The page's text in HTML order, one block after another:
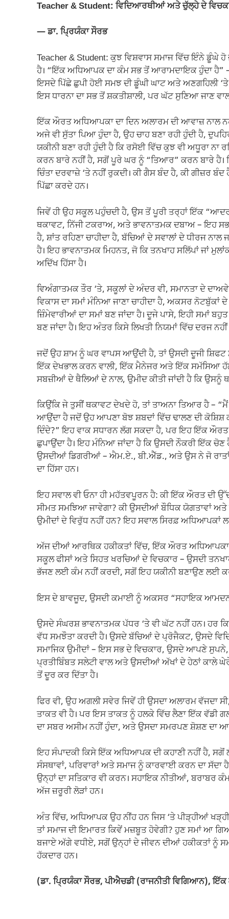
o
o
k
p
p k
Teacher & Student: ਵਿਦਿਆਰਥੀਆਂ ਅਤੇ ਚੁੱਲ੍ਹੇ ਦੇ
— ਡਾ. ਪ੍ਰਿਯੰਕਾ ਸੌਰਭ
Teacher & Student: ਕੁਝ ਵਿਸ਼ਵਾਸ ਸਮਾਜ ਵਿੱਚ ਇੰਨੇ ਡੂੰਘੇ
ਹੈ। “ਇੱਕ ਅਧਿਆਪਕ ਦਾ ਕੰਮ ਸਭ ਤੋਂ ਆਰਾਮਦਾਇਕ ਹੁੰਦਾ ਹੈ”
ਇਸਦੇ ਪਿੱਛੇ ਛੁਪੀ ਹੋਈ ਸਮਝ ਦੀ ਡੂੰਘੀ ਘਾਟ ਅਤੇ ਅਣਗਹਿਲੀ
ਇਸ ਧਾਰਨਾ ਦਾ ਸਭ ਤੋਂ ਸ਼ਕਤੀਸ਼ਾਲੀ, ਪਰ ਘੱਟ ਸੁਣਿਆ ਜਾਣ
ਇੱਕ ਔਰਤ ਅਧਿਆਪਕਾ ਦਾ ਦਿਨ ਅਲਾਰਮ ਦੀ ਆਵਾਜ਼ ਨਾਲ
ਅਜੇ ਵੀ ਸੁੱਤਾ ਪਿਆ ਹੁੰਦਾ ਹੈ, ਉਹ ਚਾਹ ਬਣਾ ਰਹੀ ਹੁੰਦੀ ਹੈ,
ਯਕੀਨੀ ਬਣਾ ਰਹੀ ਹੁੰਦੀ ਹੈ ਕਿ ਰਸੋਈ ਵਿੱਚ ਕੁਝ ਵੀ ਅਧੂਰਾ
ਕਰਨ ਬਾਰੇ ਨਹੀਂ ਹੈ, ਸਗੋਂ ਪੂਰੇ ਘਰ ਨੂੰ “ਤਿਆਰ” ਕਰਨ ਬਾਰੇ
ਚਿੰਤਾ ਦਰਵਾਜ਼ੇ ‘ਤੇ ਨਹੀਂ ਰੁਕਦੀ। ਕੀ ਗੈਸ ਬੰਦ ਹੈ, ਕੀ ਗੀਜ਼ਰ
ਪਿੱਛਾ ਕਰਦੇ ਹਨ।
ਜਿਵੇਂ ਹੀ ਉਹ ਸਕੂਲ ਪਹੁੰਚਦੀ ਹੈ, ਉਸ ਤੋਂ ਪੂਰੀ ਤਰ੍ਹਾਂ ਇੱਕ
ਥਕਾਵਟ, ਨਿੱਜੀ ਟਕਰਾਅ, ਅਤੇ ਭਾਵਨਾਤਮਕ ਦਬਾਅ – ਇਹ
ਹੈ, ਸ਼ਾਂਤ ਰਹਿਣਾ ਚਾਹੀਦਾ ਹੈ, ਬੱਚਿਆਂ ਦੇ ਸਵਾਲਾਂ ਦੇ ਧੀਰਜ ਨਾਲ
ਹੈ। ਇਹ ਭਾਵਨਾਤਮਕ ਮਿਹਨਤ, ਜੋ ਕਿ ਤਨਖਾਹ ਸਲਿੱਪਾਂ ਜਾਂ
ਅਦਿੱਖ ਹਿੱਸਾ ਹੈ।
ਵਿਅੰਗਾਤਮਕ ਤੌਰ ‘ਤੇ, ਸਕੂਲਾਂ ਦੇ ਅੰਦਰ ਵੀ, ਸਮਾਨਤਾ ਦੇ
ਵਿਕਾਸ ਦਾ ਸਮਾਂ ਮੰਨਿਆ ਜਾਣਾ ਚਾਹੀਦਾ ਹੈ, ਅਕਸਰ
ਜ਼ਿੰਮੇਵਾਰੀਆਂ ਦਾ ਸਮਾਂ ਬਣ ਜਾਂਦਾ ਹੈ। ਦੂਜੇ ਪਾਸੇ, ਇਹੀ ਸਮਾਂ
ਬਣ ਜਾਂਦਾ ਹੈ। ਇਹ ਅੰਤਰ ਕਿਸੇ ਲਿਖਤੀ ਨਿਯਮਾਂ ਵਿੱਚ ਦਰਜ
ਜਦੋਂ ਉਹ ਸ਼ਾਮ ਨੂੰ ਘਰ ਵਾਪਸ ਆਉਂਦੀ ਹੈ, ਤਾਂ ਉਸਦੀ ਦੂਜੀ
ਇੱਕ ਦੇਖਭਾਲ ਕਰਨ ਵਾਲੀ, ਇੱਕ ਮੈਨੇਜਰ ਅਤੇ ਇੱਕ ਸਮੱਸਿਆ
ਸਬਜ਼ੀਆਂ ਦੇ ਥੈਲਿਆਂ ਦੇ ਨਾਲ, ਉਮੀਦ ਕੀਤੀ ਜਾਂਦੀ ਹੈ ਕਿ ਉਸਨੂੰ
ਕਿਉਂਕਿ ਜੇ ਤੁਸੀਂ ਥਕਾਵਟ ਦੇਖਦੇ ਹੋ, ਤਾਂ ਤਾਅਨਾ ਤਿਆਰ ਹੈ –
ਆਉਂਦਾ ਹੈ ਜਦੋਂ ਉਹ ਆਪਣਾ ਬੋਝ ਸ਼ਬਦਾਂ ਵਿੱਚ ਢਾਲਣ ਦੀ ਕੋਸ਼ਿਸ਼
ਦਿੰਦੇ?” ਇਹ ਵਾਕ ਸਧਾਰਨ ਲੱਗ ਸਕਦਾ ਹੈ, ਪਰ ਇਹ ਇੱਕ
ਛੁਪਾਉਂਦਾ ਹੈ। ਇਹ ਮੰਨਿਆ ਜਾਂਦਾ ਹੈ ਕਿ ਉਸਦੀ ਨੌਕਰੀ ਇੱਕ
ਉਸਦੀਆਂ ਡਿਗਰੀਆਂ – ਐਮ.ਏ., ਬੀ.ਐੱਡ., ਅਤੇ ਉਸ ਨੇ ਜੋ
ਦਾ ਹਿੱਸਾ ਹਨ।
ਇਹ ਸਵਾਲ ਵੀ ਓਨਾ ਹੀ ਮਹੱਤਵਪੂਰਨ ਹੈ: ਕੀ ਇੱਕ ਔਰਤ ਦੀ
ਸੀਮਤ ਸਮਝਿਆ ਜਾਵੇਗਾ? ਕੀ ਉਸਦੀਆਂ ਬੌਧਿਕ ਯੋਗਤਾਵਾਂ
ਉਮੀਦਾਂ ਦੇ ਵਿਰੁੱਧ ਨਹੀਂ ਹਨ? ਇਹ ਸਵਾਲ ਸਿਰਫ਼ ਅਧਿਆਪਕਾਂ
ਅੱਜ ਦੀਆਂ ਆਰਥਿਕ ਹਕੀਕਤਾਂ ਵਿੱਚ, ਇੱਕ ਔਰਤ ਅਧਿਆਪਕਾ
ਸਕੂਲ ਫੀਸਾਂ ਅਤੇ ਸਿਹਤ ਖਰਚਿਆਂ ਦੇ ਵਿਚਕਾਰ – ਉਸਦੀ
ਭੱਜਣ ਲਈ ਕੰਮ ਨਹੀਂ ਕਰਦੀ, ਸਗੋਂ ਇਹ ਯਕੀਨੀ ਬਣਾਉਣ ਲਈ
ਇਸ ਦੇ ਬਾਵਜੂਦ, ਉਸਦੀ ਕਮਾਈ ਨੂੰ ਅਕਸਰ “ਸਹਾਇਕ
ਉਸਦੇ ਸੰਘਰਸ਼ ਭਾਵਨਾਤਮਕ ਪੱਧਰ ‘ਤੇ ਵੀ ਘੱਟ ਨਹੀਂ ਹਨ।
ਵੱਧ ਸਮਝੌਤਾ ਕਰਦੀ ਹੈ। ਉਸਦੇ ਬੱਚਿਆਂ ਦੇ ਪ੍ਰੋਜੈਕਟ, ਉਸਦੇ
ਸਮਾਜਿਕ ਉਮੀਦਾਂ – ਇਸ ਸਭ ਦੇ ਵਿਚਕਾਰ, ਉਸਦੇ ਆਪਣੇ
ਪ੍ਰਤੀਬਿੰਬਤ ਸਲੇਟੀ ਵਾਲ ਅਤੇ ਉਸਦੀਆਂ ਅੱਖਾਂ ਦੇ ਹੇਠਾਂ ਕਾਲੇ
ਤੋਂ ਦੂਰ ਕਰ ਦਿੱਤਾ ਹੈ।
ਫਿਰ ਵੀ, ਉਹ ਅਗਲੀ ਸਵੇਰ ਜਿਵੇਂ ਹੀ ਉਸਦਾ ਅਲਾਰਮ ਵੱਜਦਾ
ਤਾਕਤ ਵੀ ਹੈ। ਪਰ ਇਸ ਤਾਕਤ ਨੂੰ ਹਲਕੇ ਵਿੱਚ ਲੈਣਾ ਇੱਕ ਵੱਡੀ
ਦਾ ਸਬਰ ਅਸੀਮ ਨਹੀਂ ਹੁੰਦਾ, ਅਤੇ ਉਸਦਾ ਸਮਰਪਣ ਸ਼ੋਸ਼ਣ ਦਾ
ਇਹ ਸੰਪਾਦਕੀ ਕਿਸੇ ਇੱਕ ਅਧਿਆਪਕ ਦੀ ਕਹਾਣੀ ਨਹੀਂ ਹੈ, ਸਗੋਂ
ਸੰਸਥਾਵਾਂ, ਪਰਿਵਾਰਾਂ ਅਤੇ ਸਮਾਜ ਨੂੰ ਕਾਰਵਾਈ ਕਰਨ ਦਾ
ਉਨ੍ਹਾਂ ਦਾ ਸਤਿਕਾਰ ਵੀ ਕਰਨ। ਸਹਾਇਕ ਨੀਤੀਆਂ, ਬਰਾਬਰ
ਅੱਜ ਜ਼ਰੂਰੀ ਲੋੜਾਂ ਹਨ।
ਅੰਤ ਵਿੱਚ, ਅਧਿਆਪਕ ਉਹ ਨੀਂਹ ਹਨ ਜਿਸ ‘ਤੇ ਪੀੜ੍ਹੀਆਂ
ਤਾਂ ਸਮਾਜ ਦੀ ਇਮਾਰਤ ਕਿਵੇਂ ਮਜ਼ਬੂਤ ​​ਹੋਵੇਗੀ? ਹੁਣ ਸਮਾਂ ਆ
ਬਜਾਏ ਅੱਗੇ ਵਧੀਏ, ਸਗੋਂ ਉਨ੍ਹਾਂ ਦੇ ਜੀਵਨ ਦੀਆਂ ਹਕੀਕਤਾਂ ਨੂੰ
ਹੱਕਦਾਰ ਹਨ।
(ਡਾ. ਪ੍ਰਿਯੰਕਾ ਸੌਰਭ, ਪੀਐਚਡੀ (ਰਾਜਨੀਤੀ ਵਿਗਿਆਨ),